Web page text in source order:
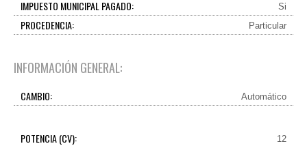
IMPUESTO MUNICIPAL PAGADO: Si
PROCEDENCIA: Particular
INFORMACIÓN GENERAL:
CAMBIO: Automático
POTENCIA (CV): 12